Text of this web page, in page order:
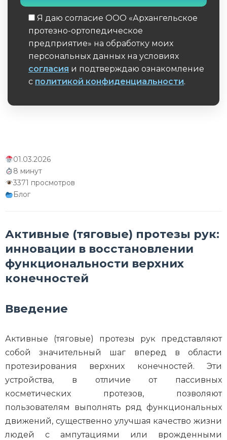
Сравнение активных протезов с другими
типами
Уход и обслуживание активных протезов
Экономические аспекты активных протезов
Правовые и этические аспекты
Будущее активных протезов
Активные протезы в различных культурных
контекстах
Образование и обучение
Я даю согласие ООО «Архангельское
протезно-ортопедическое
предприятие» на обработку моих
персональных данных на условиях
согласия и подтверждаю ознакомление
с политикой конфиденциальности.
01.03.2026
8 минут
3371 просмотров
Блог
Активные (тяговые) протезы рук:
инновации в восстановлении
функциональности верхних
конечностей
Введение
Активные (тяговые) протезы рук представляют
собой значительный шаг вперед в области
протезирования верхних конечностей. Эти
устройства, в отличие от пассивных
косметических протезов, позволяют
пользователям выполнять ряд функциональных
движений, существенно улучшая качество жизни
людей с ампутациями или врожденными